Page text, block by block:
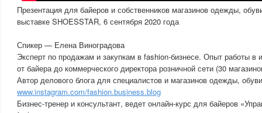
Презентация для байеров и собственников магазинов одежды,
выставке SHOESSTAR, 6 сентября 2020 года
Спикер — Елена Виноградова
Эксперт по продажам и закупкам в fashion-бизнесе. Опыт работы
от байера до коммерческого директора розничной сети (30
Автор делового блога для специалистов и магазинов одежды,
www.instagram.com/fashion.business.blog
Бизнес-тренер и консультант, ведет онлайн-курс для байеров